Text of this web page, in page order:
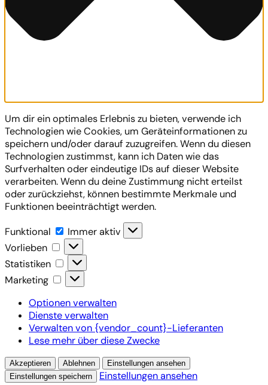
Um dir ein optimales Erlebnis zu bieten, verwende ich
Technologien wie Cookies, um Geräteinformationen zu
speichern und/oder darauf zuzugreifen. Wenn du diesen
Technologien zustimmst, kann ich Daten wie das
Surfverhalten oder eindeutige IDs auf dieser Website
verarbeiten. Wenn du deine Zustimmung nicht erteilst
oder zurückziehst, können bestimmte Merkmale und
Funktionen beeinträchtigt werden.
Funktional Funktional
Immer aktiv
Vorlieben
Vorlieben
Statistiken
Statistiken
Marketing
Marketing
Optionen verwalten
Dienste verwalten
Verwalten von {vendor_count}-Lieferanten
Lese mehr über diese Zwecke
Akzeptieren Ablehnen
Einstellungen ansehen
Einstellungen speichern
Einstellungen ansehen